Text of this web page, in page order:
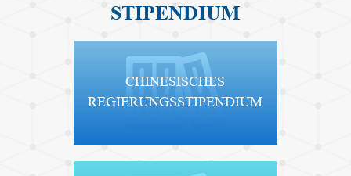
STIPENDIUM
CHINESISCHES
REGIERUNGSSTIPENDIUM